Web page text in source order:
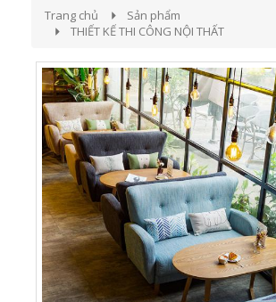
Trang chủ
Sản phẩm
THIẾT KẾ THI CÔNG NỘI THẤT